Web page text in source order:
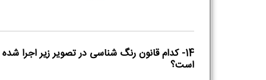
14- کدام قانون رنگ شناسی در تصویر زیر اجرا شده
است؟